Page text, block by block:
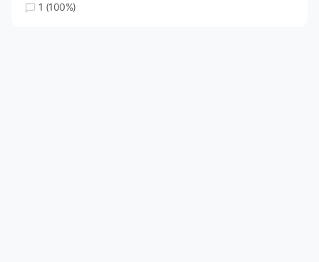
1 (100%)